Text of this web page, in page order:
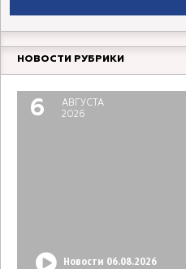
НОВОСТИ РУБРИКИ
6
АВГУСТА
2026
Новости 06.08.2026